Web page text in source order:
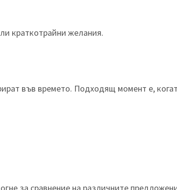
краткотрайни желания.
във времето. Подходящ момент е,